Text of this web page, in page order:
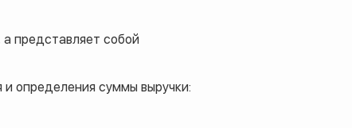
представляет собой
определения суммы выручки: